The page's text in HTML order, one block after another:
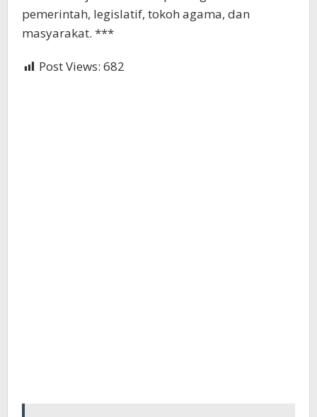
pemerintah, legislatif, tokoh agama, dan
masyarakat. ***
Post Views: 682